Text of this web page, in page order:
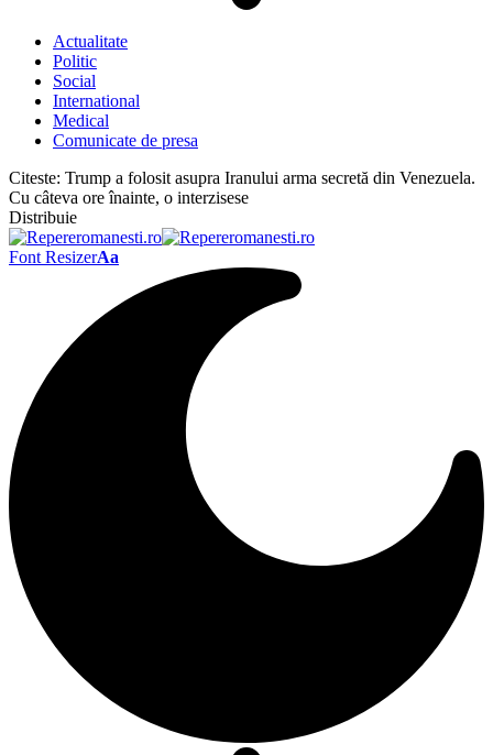
Actualitate
Politic
Social
International
Medical
Comunicate de presa
Citeste: Trump a folosit asupra Iranului arma secretă din Venezuela.
Cu câteva ore înainte, o interzisese
Distribuie
Font ResizerAa